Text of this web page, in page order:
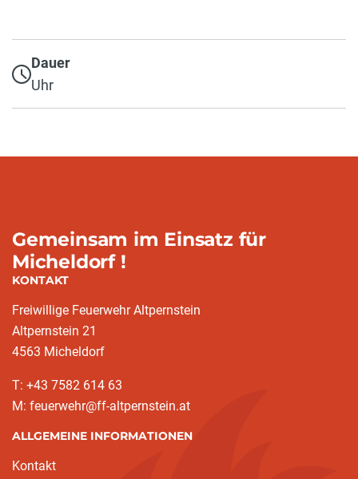
Dauer
Uhr
Gemeinsam im Einsatz für
Micheldorf !
KONTAKT
Freiwillige Feuerwehr Altpernstein
Altpernstein 21
4563 Micheldorf
T: +43 7582 614 63
M: feuerwehr@ff-altpernstein.at
ALLGEMEINE INFORMATIONEN
Kontakt